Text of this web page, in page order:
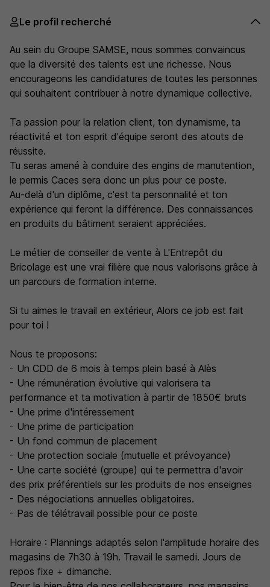
Le profil recherché
Au sein du Groupe SAMSE, nous sommes convaincus
que la diversité des talents est une richesse. Nous
encourageons les candidatures de toutes les personnes
qui souhaitent contribuer à notre dynamique collective.
Ta passion pour la relation client, ton dynamisme, ta
réactivité et ton esprit d'équipe seront des atouts de
réussite.
Tu seras amené à conduire des engins de manutention,
le permis Caces sera donc un plus pour ce poste.
Au-delà d'un diplôme, c'est ta personnalité et ton
expérience qui feront la différence. Des connaissances
en produits du bâtiment seraient appréciées.
Le métier de conseiller de vente à L'Entrepôt du
Bricolage est une vrai filière que nous valorisons grâce à
un parcours de formation interne.
Si tu aimes le travail en extérieur, Alors ce job est fait
pour toi !
Nous te proposons:
- Un CDD de 6 mois à temps plein basé à Alès
- Une rémunération évolutive qui valorisera ta
performance et ta motivation à partir de 1850€ bruts
- Une prime d'intéressement
- Une prime de participation
- Un fond commun de placement
- Une protection sociale (mutuelle et prévoyance)
- Une carte société (groupe) qui te permettra d'avoir
des prix préférentiels sur les produits de nos enseignes
- Des négociations annuelles obligatoires.
- Pas de télétravail possible pour ce poste
Horaire : Plannings adaptés selon l'amplitude horaire des
magasins de 7h30 à 19h. Travail le samedi. Jours de
repos fixe + dimanche.